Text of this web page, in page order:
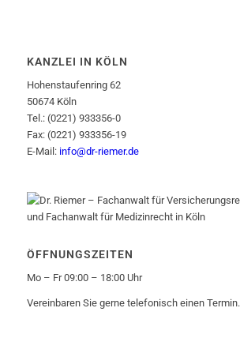
KANZLEI IN KÖLN
Hohenstaufenring 62
50674 Köln
Tel.: (0221) 933356-0
Fax: (0221) 933356-19
E-Mail: info@dr-riemer.de
ÖFFNUNGSZEITEN
Mo – Fr 09:00 – 18:00 Uhr
Vereinbaren Sie gerne telefonisch einen Termin.